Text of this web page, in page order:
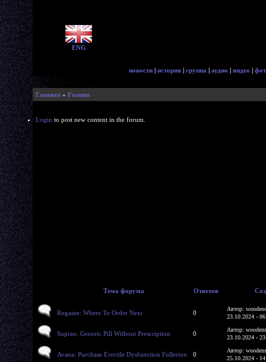
ENG
новости | история | группа | аудио | видео |
Главная » Forums
Login to post new content in the forum.
Тема форума Ответов
Rogaine: Where To Order Next 0
Автор:
23.10.2024 -
Suprax: Generic Pill Without Prescription 0
Автор:
23.10.2024 -
Avana: Purchase Erectile Dysfunction Fullerton 0
Автор:
25.10.2024 -